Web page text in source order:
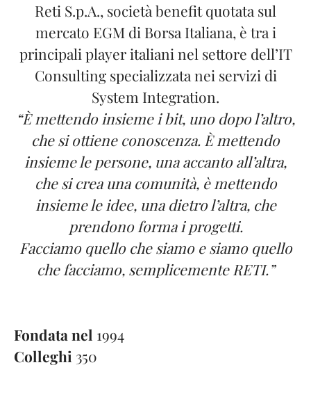
Reti S.p.A., società benefit quotata sul
mercato EGM di Borsa Italiana, è tra i
principali player italiani nel settore dell’IT
Consulting specializzata nei servizi di
System Integration.
“È mettendo insieme i bit, uno dopo l’altro,
che si ottiene conoscenza. È mettendo
insieme le persone, una accanto all’altra,
che si crea una comunità, è mettendo
insieme le idee, una dietro l’altra, che
prendono forma i progetti.
Facciamo quello che siamo e siamo quello
che facciamo, semplicemente RETI.”
Fondata nel 1994
Colleghi 350